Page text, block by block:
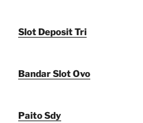
Slot Deposit Tri
Bandar Slot Ovo
Paito Sdy